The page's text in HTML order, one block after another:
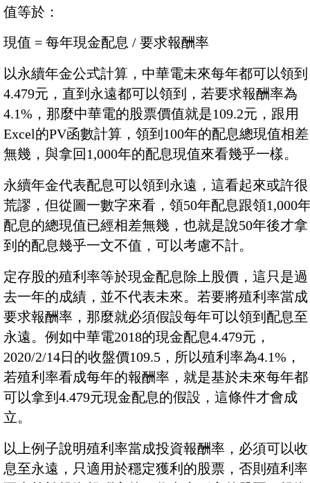
值等於：
現值 = 每年現金配息 / 要求報酬率
以永續年金公式計算，中華電未來每年都可以領到
4.479元，直到永遠都可以領到，若要求報酬率為
4.1%，那麼中華電的股票價值就是109.2元，跟用
Excel的PV函數計算，領到100年的配息總現值相差
無幾，與拿回1,000年的配息現值來看幾乎一樣。
永續年金代表配息可以領到永遠，這看起來或許很
荒謬，但從圖一數字來看，領50年配息跟領1,000
配息的總現值已經相差無幾，也就是說50年後才拿
到的配息幾乎一文不值，可以考慮不計。
定存股的殖利率等於現金配息除上股價，這只是過
去一年的成績，並不代表未來。若要將殖利率當成
要求報酬率，那麼就必須假設每年可以領到配息至
永遠。例如中華電2018的現金配息4.479元，
2020/2/14日的收盤價109.5，所以殖利率為4.1%，
若殖利率看成每年的報酬率，就是基於未來每年都
可以拿到4.479元現金配息的假設，這條件才會成
立。
以上例子說明殖利率當成投資報酬率，必須可以收
息至永遠，只適用於穩定獲利的股票，否則殖利率